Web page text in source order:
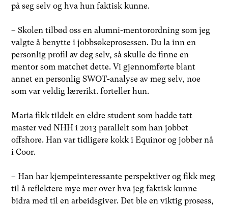
på seg selv og hva hun faktisk kunne.
– Skolen tilbød oss en alumni-mentorordning som jeg
valgte å benytte i jobbsøkeprosessen. Du la inn en
personlig profil av deg selv, så skulle de finne en
mentor som matchet dette. Vi gjennomførte blant
annet en personlig SWOT-analyse av meg selv, noe
som var veldig lærerikt. forteller hun.
Maria fikk tildelt en eldre student som hadde tatt
master ved NHH i 2013 parallelt som han jobbet
offshore. Han var tidligere kokk i Equinor og jobber nå
i Coor.
– Han har kjempeinteressante perspektiver og fikk meg
til å reflektere mye mer over hva jeg faktisk kunne
bidra med til en arbeidsgiver. Det ble en viktig prosess,